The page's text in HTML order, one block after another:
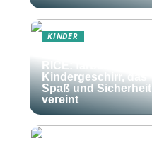
KINDER
RICE: farbenfrohes
Kindergeschirr, das
Spaß und Sicherheit
vereint